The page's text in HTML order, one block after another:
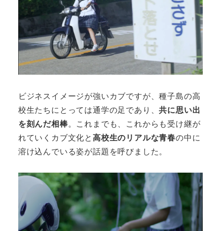
ビジネスイメージが強いカブですが、種子島の高
校生たちにとっては通学の足であり、共に思い出
を刻んだ相棒。これまでも、これからも受け継が
れていくカブ文化と高校生のリアルな青春の中に
溶け込んでいる姿が話題を呼びました。